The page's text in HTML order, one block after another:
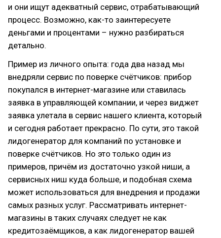
и они ищут адекватный сервис, отрабатывающий
процесс. Возможно, как-то заинтересуете
деньгами и процентами – нужно разбираться
детально.
Пример из личного опыта: года два назад мы
внедряли сервис по поверке счётчиков: прибор
покупался в интернет-магазине или ставилась
заявка в управляющей компании, и через виджет
заявка улетала в сервис нашего клиента, который
и сегодня работает прекрасно. По сути, это такой
лидогенератор для компаний по установке и
поверке счётчиков. Но это только один из
примеров, причём из достаточно узкой ниши, а
сервисных ниш куда больше, и подобная схема
может использоваться для внедрения и продажи
самых разных услуг. Рассматривать интернет-
магазины в таких случаях следует не как
кредитозаёмщиков, а как лидогенератор вашей